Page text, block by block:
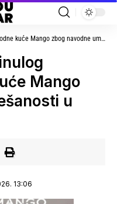
zbog navodne umešanosti u očevu smrt
Mango
u
13:06